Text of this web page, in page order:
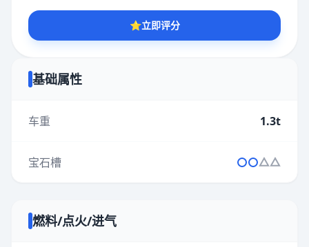
⭐立即评分
基础属性
车重 1.3t
宝石槽
燃料/点火/进气
★★★★★★★★★★